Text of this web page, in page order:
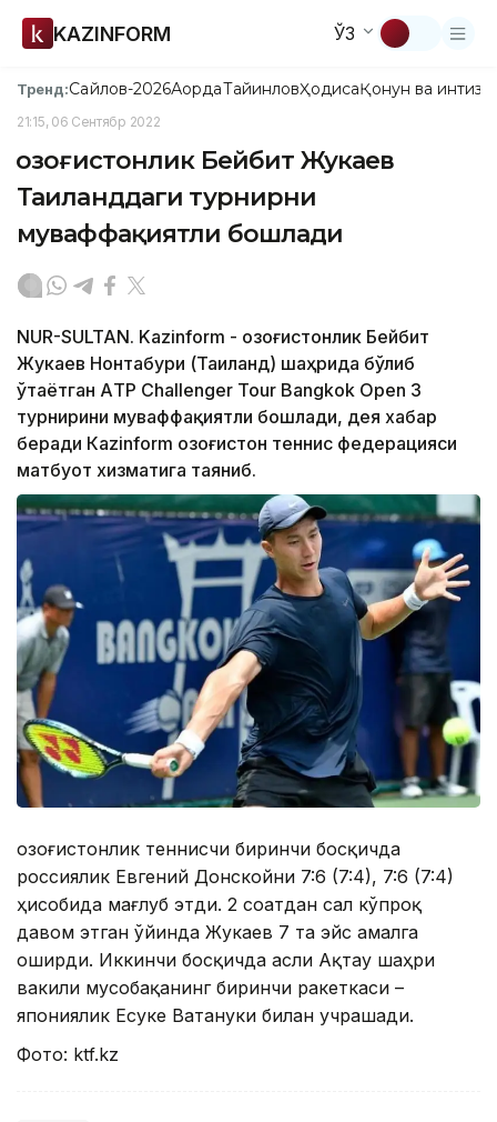
KAZINFORM ЎЗ
Тренд:Сайлов-2026АқордаТайинловҲодисаҚонун ва
21:15, 06 Сентябр 2022
Қозоғистонлик Бейбит Жукаев
Таиланддаги турнирни
муваффақиятли бошлади
NUR-SULTAN. Kazinform - Қозоғистонлик Бейбит
Жукаев Нонтабури (Таиланд) шаҳрида бўлиб
ўтаётган АTP Challenger Tour Bangkok Open 3
турнирини муваффақиятли бошлади, дея хабар
беради Кazinform Қозоғистон теннис федерацияси
матбуот хизматига таяниб.
Қозоғистонлик теннисчи биринчи босқичда
россиялик Евгений Донскойни 7:6 (7:4), 7:6 (7:4)
ҳисобида мағлуб этди. 2 соатдан сал кўпроқ
давом этган ўйинда Жукаев 7 та эйс амалга
оширди. Иккинчи босқичда асли Ақтау шаҳри
вакили мусобақанинг биринчи ракеткаси –
япониялик Есуке Ватануки билан учрашади.
Фото: ktf.kz